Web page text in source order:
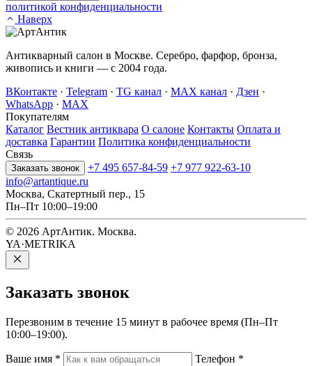
политикой конфиденциальности
Наверх
Антикварный салон в Москве. Серебро, фарфор, бронза,
живопись и книги — с 2004 года.
ВКонтакте · Telegram · TG канал · MAX канал · Дзен ·
WhatsApp · MAX
Покупателям
Каталог Вестник антиквара О салоне Контакты Оплата и
доставка Гарантии Политика конфиденциальности
Связь
Заказать звонок +7 495 657-84-59 +7 977 922-63-10
info@artantique.ru
Москва, Скатертный пер., 15
Пн–Пт 10:00–19:00
© 2026 АртАнтик. Москва.
YA·METRIKA
Заказать звонок
Перезвоним в течение 15 минут в рабочее время (Пн–Пт
10:00–19:00).
Ваше имя * Телефон *